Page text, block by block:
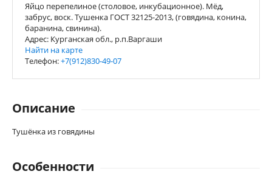
Яйцо перепелиное (столовое, инкубационное). Мёд,
забрус, воск. Тушенка ГОСТ 32125-2013, (говядина, конина,
баранина, свинина).
Адрес: Курганская обл., р.п.Варгаши
Найти на карте
Телефон:+7(912)830-49-07
Описание
Тушёнка из говядины
Особенности